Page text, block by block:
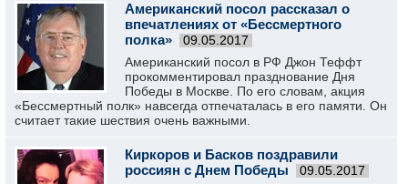
Американский посол рассказал о
впечатлениях от «Бессмертного
полка»
09.05.2017
Американский посол в РФ Джон Теффт
прокомментировал празднование Дня
Победы в Москве. По его словам, акция
«Бессмертный полк» навсегда отпечаталась в его памяти. Он
считает такие шествия очень важными.
Киркоров и Басков поздравили
россиян с Днем Победы
09.05.2017